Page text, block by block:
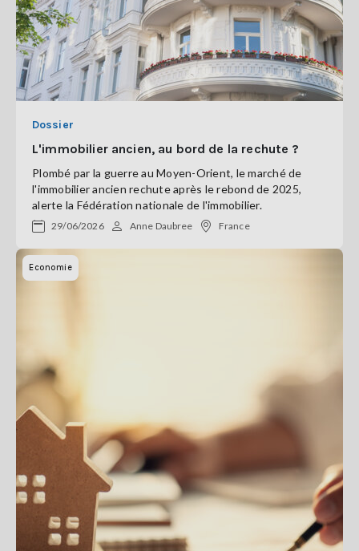
Dossier
L'immobilier ancien, au bord de la rechute ?
Plombé par la guerre au Moyen-Orient, le marché de
l'immobilier ancien rechute après le rebond de 2025,
alerte la Fédération nationale de l'immobilier.
29/06/2026 Anne Daubree France
Economie